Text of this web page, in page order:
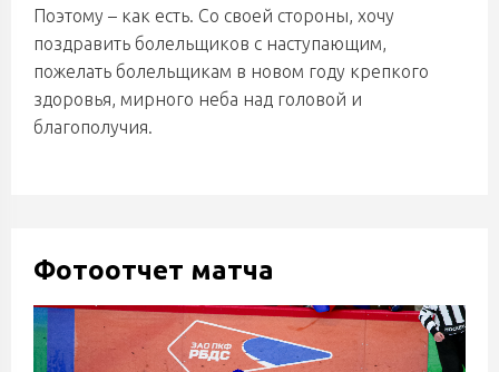
Поэтому – как есть. Со своей стороны, хочу
поздравить болельщиков с наступающим,
пожелать болельщикам в новом году крепкого
здоровья, мирного неба над головой и
благополучия.
Фотоотчет матча